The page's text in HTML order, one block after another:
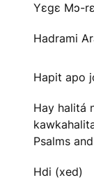
Yɛgɛ Mɔ-
Hadrami
Hapit apo
Hay halitá
Psalms
Hdi (xed)